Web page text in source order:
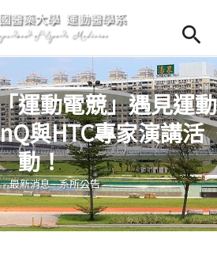
頁
Open
系簡介)
資陣容)
程資訊)
to Navigation
to Main content
運動電競」遇見運動
與HTC專家演講活
動！
在這裡
-最新消息-系所公告